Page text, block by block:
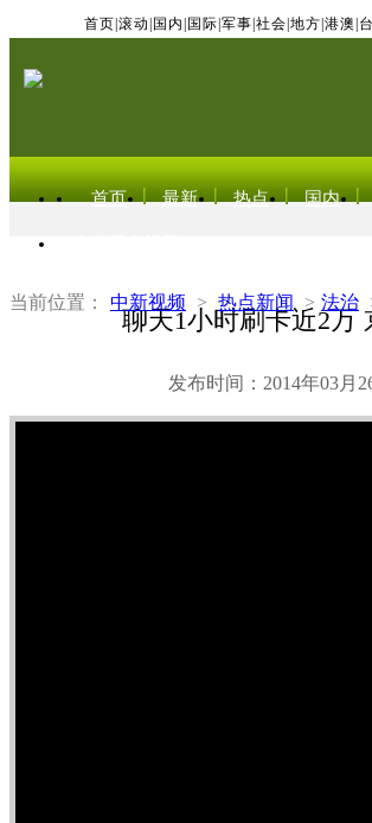
首页 滚动 国内 国际 军事 社会 地方 港澳
首页 最新 热点 国内
当前位置： 中新视频 > 热点新闻 > 法治
聊天1小时刷卡近2万
发布时间：2014年03月